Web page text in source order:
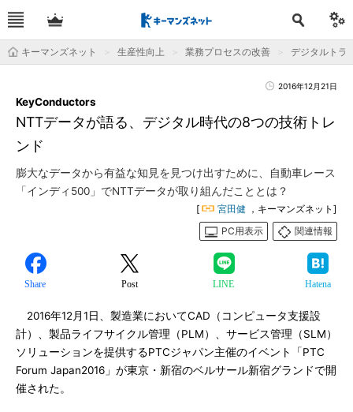
キーマンズネット 生産性向上 業務プロセスの改善 デジタルトラ
2016年12月21日
NTTデータが語る、デジタル時代の8つの技術トレ
ンド
KeyConductors
膨大なデータから有益な知見を見つけ出すために、自動車レース
「インディ500」でNTTデータが取り組んだこととは？
[ 宮田健 ，キーマンズネット]
PC用表示
関連情報
Share Post LINE Hatena
2016年12月1日、製造業においてCAD（コンピュータ支援設
計）、製品ライフサイクル管理（PLM）、サービス管理（SLM）
ソリューションを提供するPTCジャパン主催のイベント「PTC
Forum Japan2016」が東京・新宿のベルサール新宿グランドで開
催された。